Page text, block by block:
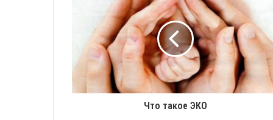
Что такое ЭКО